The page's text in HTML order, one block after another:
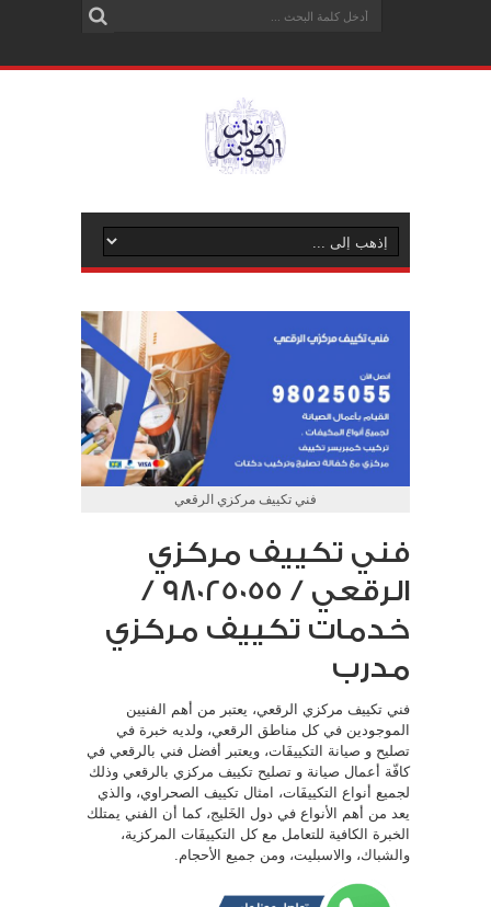
فني تكييف مركزي الرقعي
فني تكييف مركزي
الرقعي / 98025055 /
خدمات تكييف مركزي
مدرب
فني تكييف مركزي الرقعي، يعتبر من أهم الفنيين
الموجودين في كل مناطق الرقعي، ولديه خبرة في
تصليح و صيانة التكييفَات، ويعتبر أفضل فني بالرقعي في
كافّة أعمال صيانة و تصليح تكييف مركزي بالرقعي وذلك
لجميع أنواع التكييفَات، امثال تكييف الصحراوي، والذي
يعد من أهم الأنواع في دول الخَليج، كما أن الفني يمتلك
الخبرة الكافية للتعامل مع كل التكييفَات المركزية،
والشباك، والاسبليت، ومن جميع الأحجام.